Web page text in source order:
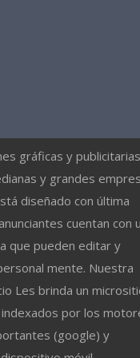
gráficas y publicitarias
y grandes
diseñado con última
cuentan con
que pueden editar y
mente. Nuestra
Les brinda un
por los
(google) y